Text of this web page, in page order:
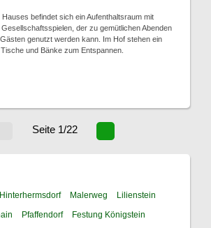
befindet sich ein Aufenthaltsraum mit
der zu gemütlichen Abenden
genutzt werden kann. Im Hof stehen ein
und Bänke zum Entspannen.
Seite 1/22
Hinterhermsdorf Malerweg
Lilienstein
Pfaffendorf
Festung Königstein